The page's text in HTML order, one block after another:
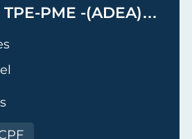
PME -(ADEA)
de Dirigeant
Artisanale